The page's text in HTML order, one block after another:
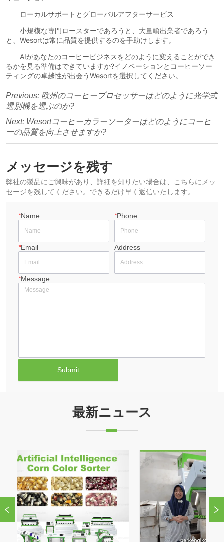
Previous: 欧州のコーヒープロセッサーはどのように光学式
選別機を選ぶのか?
Next: Wesortコーヒーカラーソーターはどのようにコーヒ
ーの品質を向上させますか?
メッセージを残す
弊社の製品にご興味があり、詳細を知りたい場合は、こちらにメッ
セージを残してください。できるだけ早く返信いたします。
*Name *Phone
*Email Address
*Message
Submit
最新ニュース